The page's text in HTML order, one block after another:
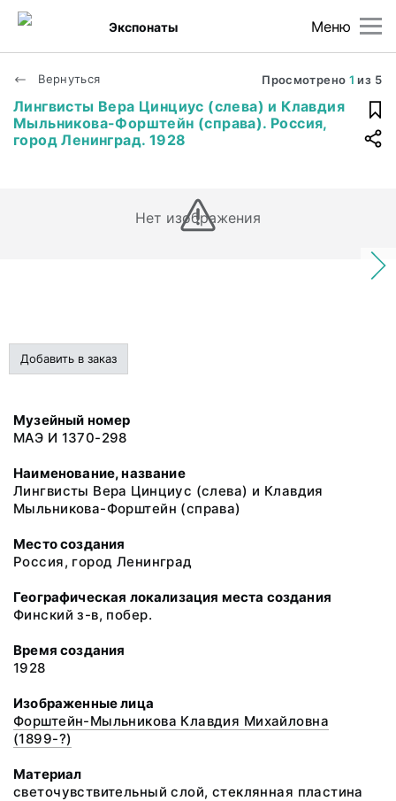
Меню
Экспонаты
Вернуться Просмотрено 1 из 5
Лингвисты Вера Цинциус (слева) и Клавдия
Мыльникова-Форштейн (справа). Россия,
город Ленинград. 1928
Нет изображения
Добавить в заказ
Музейный номер
МАЭ И 1370-298
Наименование, название
Лингвисты Вера Цинциус (слева) и Клавдия
Мыльникова-Форштейн (справа)
Место создания
Россия, город Ленинград
Географическая локализация места создания
Финский з-в, побер.
Время создания
1928
Изображенные лица
Форштейн-Мыльникова Клавдия Михайловна
(1899-?)
Материал
светочувствительный слой, стеклянная пластина